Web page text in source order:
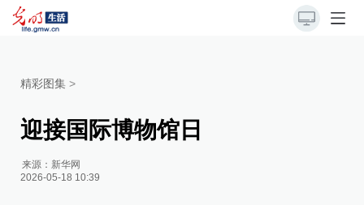
精彩图集 >
迎接国际博物馆日
来源： 新华网
2026-05-18 10:39